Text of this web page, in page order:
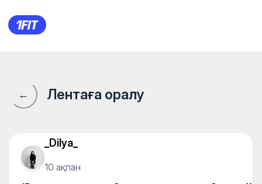
15 мин на танцах и
← Лентаға оралу
_Dilya_
10 ақпан